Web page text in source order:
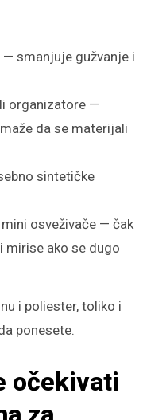
smanjuje gužvanje i
organizatore —
da se materijali
sintetičke
osveživače — čak
mirise ako se dugo
i poliester, toliko i
ponesete.
očekivati